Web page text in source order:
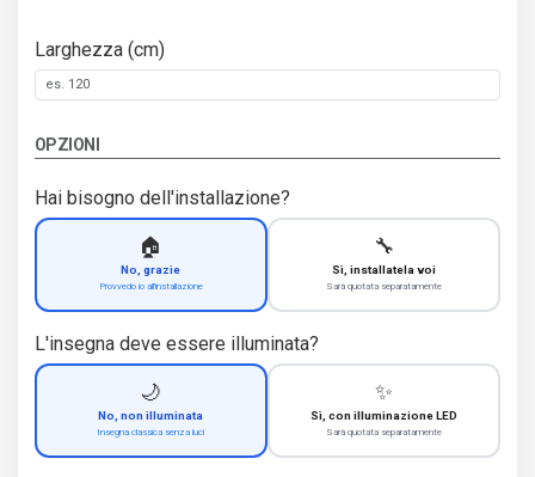
Larghezza (cm)
OPZIONI
Hai bisogno dell'installazione?
🏠
No, grazie
Provvedo io all'installazione
🔧
Sì, installatela voi
Sarà quotata separatamente
L'insegna deve essere illuminata?
🌙
No, non illuminata
Insegna classica senza luci
✨
Sì, con illuminazione LED
Sarà quotata separatamente